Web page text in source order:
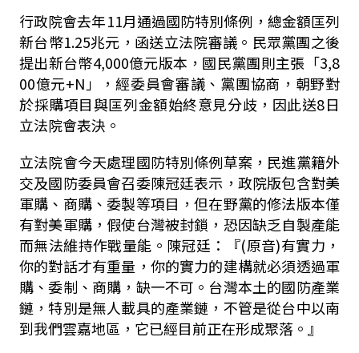
行政院會去年11月通過國防特別條例，總金額匡列
新台幣1.25兆元，函送立法院審議。民眾黨團之後
提出新台幣4,000億元版本，國民黨團則主張「3,8
00億元+N 」，經委員會審議、黨團協商，朝野對
於採購項目與匡列金額始終意見分歧，因此送8日
立法院會表決。
立法院會今天處理國防特別條例草案，民進黨籍外
交及國防委員會召委陳冠廷表示，政院版包含對美
軍購、商購、委製等項目，但在野黨的修法版本僅
有對美軍購，假使台灣被封鎖，恐因缺乏自製產能
而無法維持作戰量能。陳冠廷：『(原音)有實力，
你的對話才有重量，你的實力的建構就必須透過軍
購、委制、商購，缺一不可。台灣本土的國防產業
鏈，特別是無人載具的產業鏈，不管是從台中以南
到我們雲嘉地區，它已經目前正在形成聚落。』